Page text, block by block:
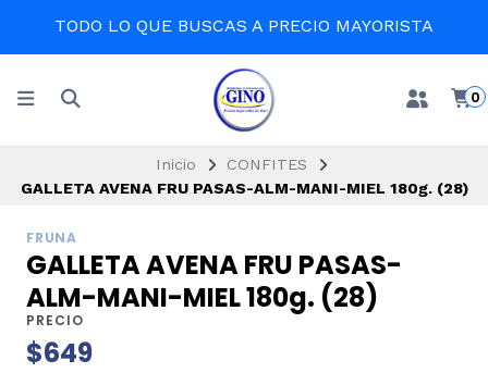
TODO LO QUE BUSCAS A PRECIO MAYORISTA
0
Inicio
CONFITES
GALLETA AVENA FRU PASAS-ALM-MANI-MIEL 180g. (28)
FRUNA
GALLETA AVENA FRU PASAS-
ALM-MANI-MIEL 180g. (28)
PRECIO
$649